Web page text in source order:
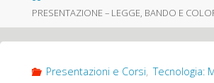
PRESENTAZIONE – LEGGE, BANDO E
Presentazioni e Corsi, Tecnologia: